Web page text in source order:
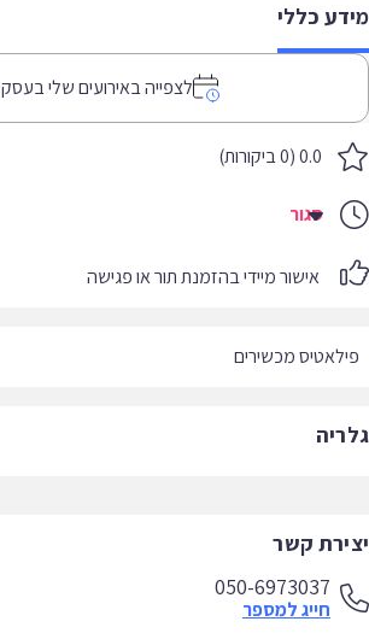
כללי
לצפייה באירועים שלי בעסק זה
0.0 (0 ביקורות)
סגור
אישור מיידי בהזמנת תור או פגישה
מכשירים
קשר
050-6973037
חייג למספר